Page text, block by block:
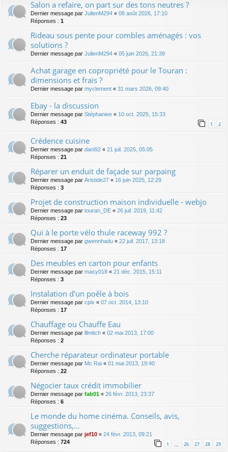
Salon a refaire, on part sur des tons neutres ?
Dernier message par JulienM294 « 08 août 2026, 17:10
Réponses : 1
Rideau sous pente pour combles aménagés : vos
solutions ?
Dernier message par JulienM294 « 05 juin 2026, 21:39
Achat garage en copropriété pour le Touran :
dimensions et frais ?
Dernier message par myclement « 31 mars 2026, 09:40
Ebay - la discussion
Dernier message par Stéphaniee « 10 oct. 2025, 15:33
Réponses : 43 1 2
Crédence cuisine
Dernier message par dani92 « 21 juil. 2025, 05:05
Réponses : 21
Réparer un enduit de façade sur parpaing
Dernier message par Aristide27 « 16 juin 2025, 12:29
Réponses : 3
Projet de construction maison individuelle - webjo
Dernier message par touran_DE « 26 juil. 2019, 11:42
Réponses : 23
Qui à le porte vélo thule raceway 992 ?
Dernier message par gwennhadu « 22 juil. 2017, 13:18
Réponses : 17
Des meubles en carton pour enfants
Dernier message par masy018 « 21 déc. 2015, 15:11
Réponses : 3
Instalation d'un poêle à bois
Dernier message par cpiv « 07 oct. 2014, 13:10
Réponses : 17
Chauffage ou Chauffe Eau
Dernier message par lllmitch « 02 mai 2013, 17:00
Réponses : 2
Cherche réparateur ordinateur portable
Dernier message par Mc Rai « 01 mai 2013, 19:40
Réponses : 22
Négocier taux crédit immobilier
Dernier message par fab01 « 26 févr. 2013, 23:37
Réponses : 6
Le monde du home cinéma. Conseils, avis,
suggestions,...
Dernier message par jef10 « 24 févr. 2013, 09:21
Réponses : 724 1 … 26 27 28 29